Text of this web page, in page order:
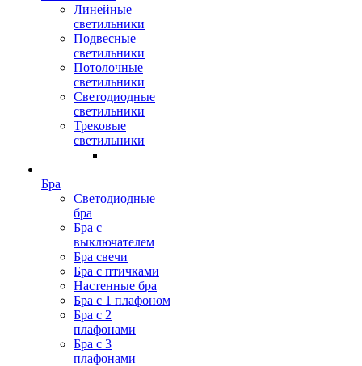
Линейные
светильники
Подвесные
светильники
Потолочные
светильники
Светодиодные
светильники
Трековые
светильники
Бра
Светодиодные
бра
Бра с
выключателем
Бра свечи
Бра с птичками
Настенные бра
Бра с 1 плафоном
Бра с 2
плафонами
Бра с 3
плафонами